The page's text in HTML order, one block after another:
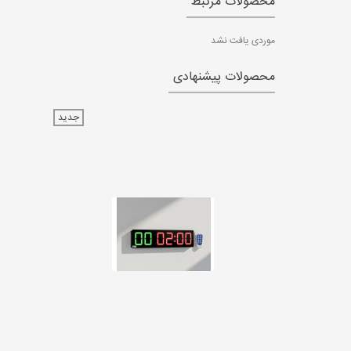
موردی یافت نشد
محصولات پیشنهادی
جدید